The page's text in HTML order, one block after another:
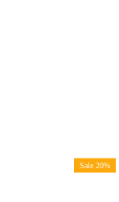
Sale 20%